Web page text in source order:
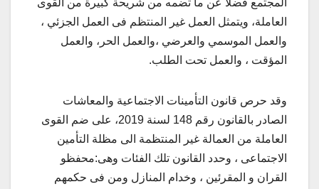
العاملة، ويتمثل العمل غير المنتظم فى العمل الجزئي ،
والعمل الموسمي والعرضي ،والعمل الحر، والعمل
المؤقت ، والعمل تحت الطلب.
وقد حرص قانون التأمينات الاجتماعية والمعاشات
الصادر بالقانون رقم 148 لسنة 2019، على ضم القوى
العاملة من العمالة غير المنتظمة الى مظلة التأمين
الاجتماعى ، وحدد القانون تلك الفئات وهى:محفظو
القران و المقرئين ، وخدام المنازل ومن فى حكمهم